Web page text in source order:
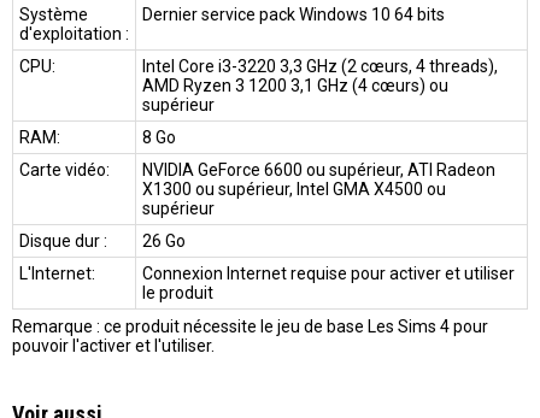
Système
d'exploitation :
Dernier service pack Windows 10 64 bits
CPU:
Intel Core i3-3220 3,3 GHz (2 cœurs, 4 threads),
AMD Ryzen 3 1200 3,1 GHz (4 cœurs) ou
supérieur
RAM:
8 Go
Carte vidéo:
NVIDIA GeForce 6600 ou supérieur, ATI Radeon
X1300 ou supérieur, Intel GMA X4500 ou
supérieur
Disque dur :
26 Go
L'Internet:
Connexion Internet requise pour activer et utiliser
le produit
Remarque : ce produit nécessite le jeu de base Les Sims 4 pour
pouvoir l'activer et l'utiliser.